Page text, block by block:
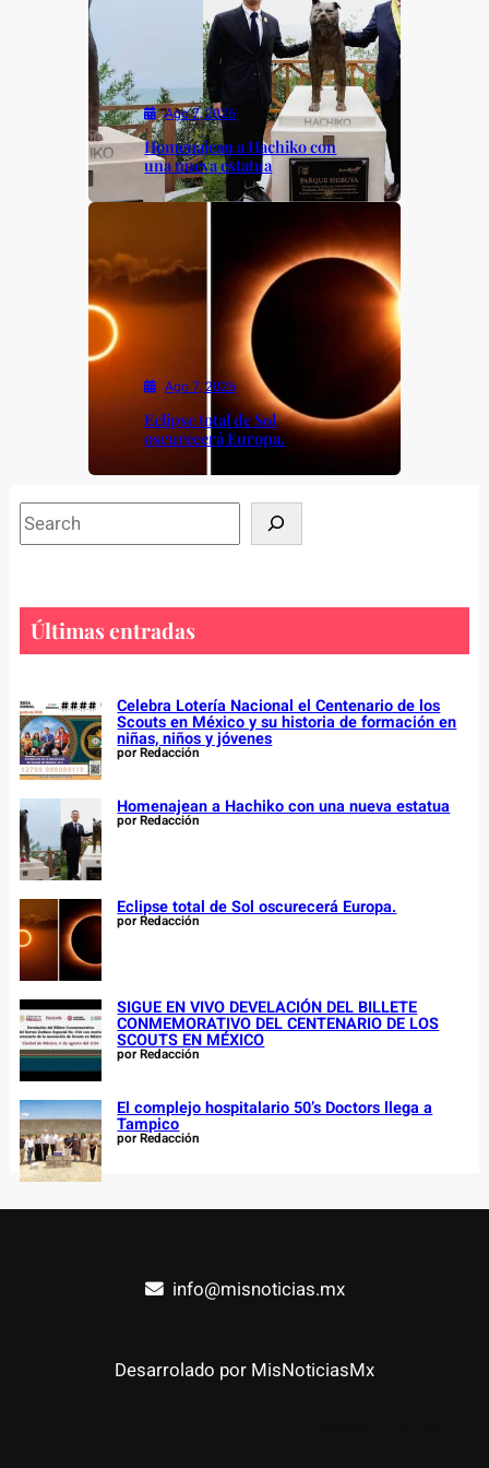
Ago 7, 2026
Homenajean a Hachiko con
una nueva estatua
Ago 7, 2026
Eclipse total de Sol
oscurecerá Europa.
S
e
r
h
Últimas entradas
Celebra Lotería Nacional el Centenario de los
Scouts en México y su historia de formación en
niñas, niños y jóvenes
por Redacción
Homenajean a Hachiko con una nueva estatua
por Redacción
Eclipse total de Sol oscurecerá Europa.
por Redacción
SIGUE EN VIVO DEVELACIÓN DEL BILLETE
CONMEMORATIVO DEL CENTENARIO DE LOS
SCOUTS EN MÉXICO
por Redacción
El complejo hospitalario 50’s Doctors llega a
Tampico
por Redacción
info@misnoticias.mx
Desarrolado por MisNoticiasMx